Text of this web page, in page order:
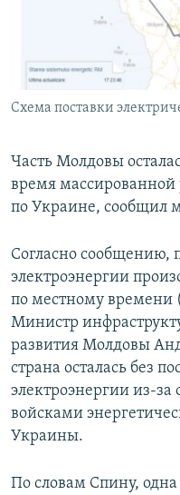
ПОБЕДИТЕЛЕЙ НЕ СУДЯТ?
КРЫМ.НЕПОКОРЕННЫЙ
ELIFBE
УКРАИНСКАЯ ПРОБЛЕМА
ПРИСОЕДИНЯЙТЕСЬ!
Схема поставки
Часть Молдовы
время массированной
по Украине, сообщил
Согласно сообщению,
электроэнергии
по местному времени
Министр
развития Молдовы
страна осталась без
электроэнергии из-за
войсками
Украины.
По словам Спину,